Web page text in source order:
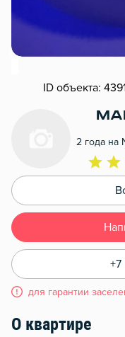
ID объекта:
2 года на
+7
для гарантии
О квартире